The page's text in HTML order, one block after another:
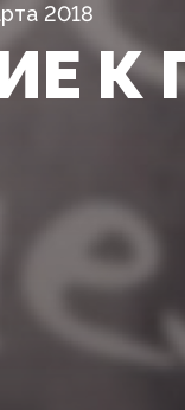
2018
К